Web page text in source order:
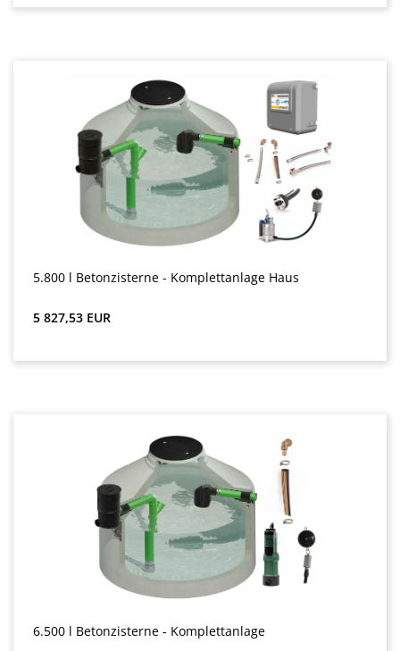
5.800 l Betonzisterne - Komplettanlage Haus
Звичайна ціна:
5 827,53 EUR
6.500 l Betonzisterne - Komplettanlage